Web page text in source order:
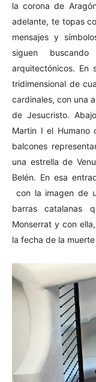
la corona de
adelante, te topas
mensajes y
siguen
arquitectónicos.
tridimensional de
cardinales, con una
de Jesucristo.
Martin I el Humano
balcones
una estrella de
Belén. En esa
con la imagen de
barras catalanas
Monserrat y con
la fecha de la